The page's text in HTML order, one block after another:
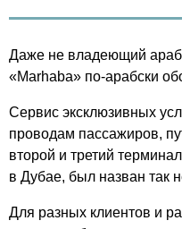
Даже не владеющий
«Marhaba» по-арабски
Сервис эксклюзивных
проводам пассажиров,
второй и третий
в Дубае, был назван так
Для разных клиентов и